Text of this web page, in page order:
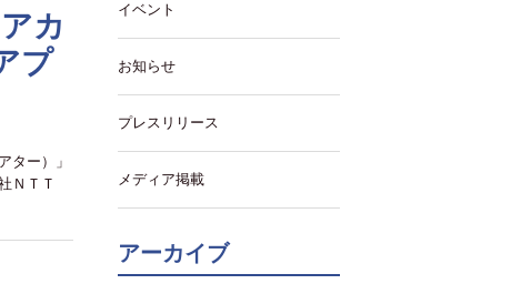
カ
プ
ター）」
ＮＴＴ
イベント
お知らせ
プレスリリース
メディア掲載
アーカイブ